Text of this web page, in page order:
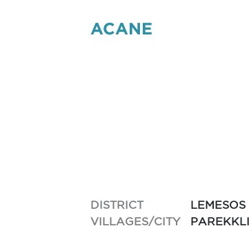
ACANE
DISTRICT
LEMESOS
VILLAGES/CITY